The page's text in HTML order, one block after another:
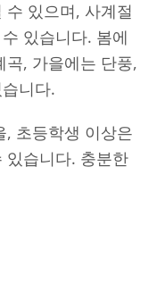
있으며, 사계절
있습니다. 봄에
곡, 가을에는 단풍,
니다.
, 초등학생 이상은
있습니다. 충분한